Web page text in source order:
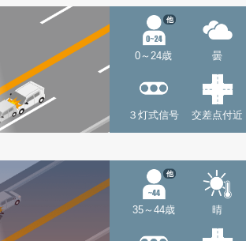
0～24歳
他
曇
３灯式信号 交差点付近
35～44歳
他
晴